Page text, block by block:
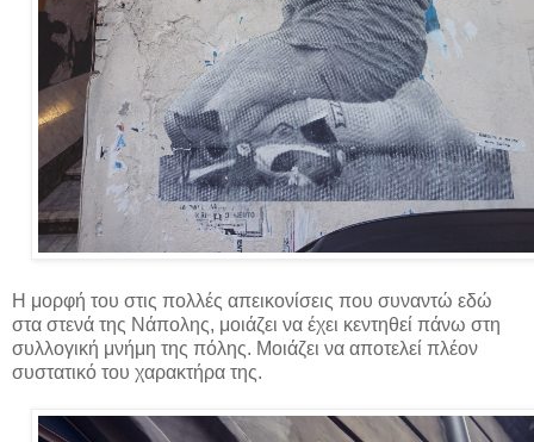
Η μορφή του στις πολλές απεικονίσεις που συναντώ εδώ
στα στενά της Νάπολης, μοιάζει να έχει κεντηθεί πάνω στη
συλλογική μνήμη της πόλης. Μοιάζει να αποτελεί πλέον
συστατικό του χαρακτήρα της.